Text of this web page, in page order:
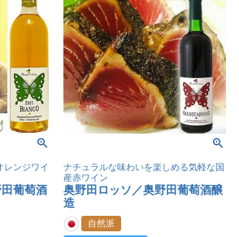
レンジワイ
葡萄酒
ナチュラルな味わいを楽しめる気軽な国
産赤ワイン
奥野田ロッソ／奥野田葡萄酒醸
造
自然派